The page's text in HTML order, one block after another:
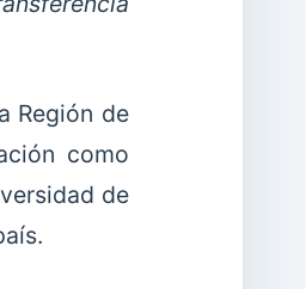
Región de
como
de